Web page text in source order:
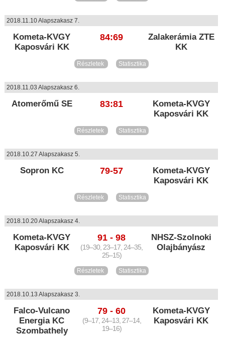
2018.11.10 Alapszakasz 7.
Kometa-KVGY
Kaposvári KK
84:69
Zalakerámia ZTE
KK
Részletek Statisztika
2018.11.03 Alapszakasz 6.
Atomerőmű SE 83:81
Kometa-KVGY
Kaposvári KK
Részletek Statisztika
2018.10.27 Alapszakasz 5.
Sopron KC 79-57
Kometa-KVGY
Kaposvári KK
Részletek Statisztika
2018.10.20 Alapszakasz 4.
Kometa-KVGY
Kaposvári KK
91 - 98
(19–30, 23–17, 24–35,
25–15)
NHSZ-Szolnoki
Olajbányász
Részletek Statisztika
2018.10.13 Alapszakasz 3.
Falco-Vulcano
Energia KC
Szombathely
79 - 60
(9–17, 24–13, 27–14,
19–16)
Kometa-KVGY
Kaposvári KK